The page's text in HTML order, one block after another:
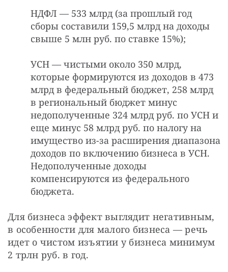
НДФЛ — 533 млрд (за прошлый год
сборы составили 159,5 млрд на доходы
свыше 5 млн руб. по ставке 15%);
УСН — чистыми около 350 млрд,
которые формируются из доходов в 473
млрд в федеральный бюджет, 258 млрд
в региональный бюджет минус
недополученные 324 млрд руб. по УСН и
еще минус 58 млрд руб. по налогу на
имущество из-за расширения диапазона
доходов по включению бизнеса в УСН.
Недополученные доходы
компенсируются из федерального
бюджета.
Для бизнеса эффект выглядит негативным,
в особенности для малого бизнеса — речь
идет о чистом изъятии у бизнеса минимум
2 трлн руб. в год.